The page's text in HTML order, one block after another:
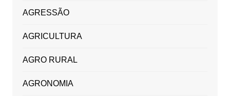
AGRESSÃO
AGRICULTURA
AGRO RURAL
AGRONOMIA